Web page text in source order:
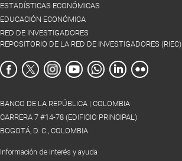
ESTADÍSTICAS ECONÓMICAS
EDUCACIÓN ECONÓMICA
RED DE INVESTIGADORES
REPOSITORIO DE LA RED DE INVESTIGADORES (RIEC)
BANCO DE LA REPÚBLICA | COLOMBIA
CARRERA 7 #14-78 (EDIFICIO PRINCIPAL)
BOGOTÁ, D. C., COLOMBIA
Información de interés y ayuda